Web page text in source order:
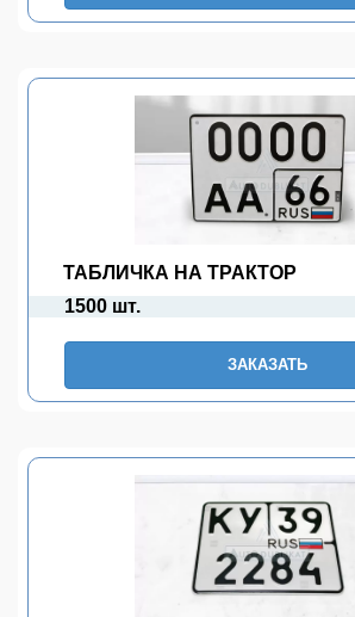
ТАБЛИЧКА НА ТРАКТОР
1500 шт.
ЗАКАЗАТЬ